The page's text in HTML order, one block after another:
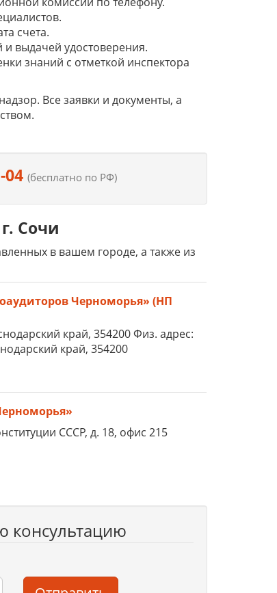
счета.
выдачей удостоверения.
знаний с отметкой инспектора
Все заявки и документы, а
04 (бесплатно по РФ)
Сочи
в вашем городе, а также из
Черноморья» (НП
край, 354200 Физ. адрес:
край, 354200
СССР, д. 18, офис 215
консультацию